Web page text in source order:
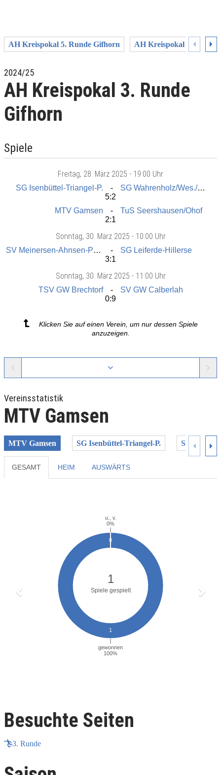
AH Kreispokal 5. Runde Gifhorn AH Kreispokal 4. Runde
2024/25
AH Kreispokal 3. Runde
Gifhorn
Spiele
Freitag, 28. März 2025 - 19:00 Uhr
SG Isenbüttel-Triangel-P.
SG Wahrenholz/Wes./Knes.
5:2
MTV Gamsen
TuS Seershausen/Ohof
2:1
Sonntag, 30. März 2025 - 10:00 Uhr
SV Meinersen-Ahnsen-Päse
SG Leiferde-Hillerse
3:1
Sonntag, 30. März 2025 - 11:00 Uhr
TSV GW Brechtorf
SV GW Calberlah
0:9
Klicken Sie auf einen Verein, um nur dessen Spiele
anzuzeigen.
Vereinsstatistik
MTV Gamsen
MTV Gamsen SG Isenbüttel-Triangel-P. SG
GESAMT HEIM AUSWÄRTS
Besuchte Seiten
3. Runde